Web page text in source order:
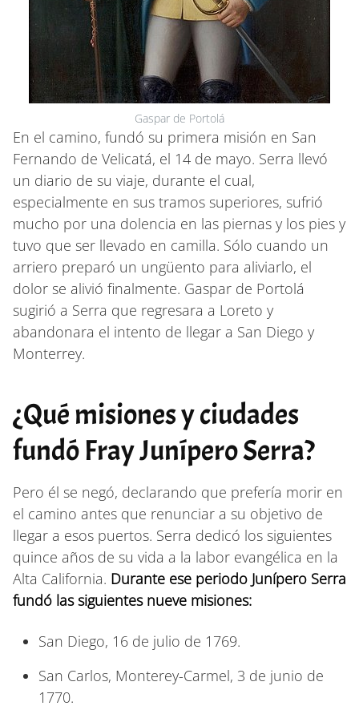
Gaspar de Portolá
En el camino, fundó su primera misión en San
Fernando de Velicatá, el 14 de mayo. Serra llevó
un diario de su viaje, durante el cual,
especialmente en sus tramos superiores, sufrió
mucho por una dolencia en las piernas y los pies y
tuvo que ser llevado en camilla. Sólo cuando un
arriero preparó un ungüento para aliviarlo, el
dolor se alivió finalmente. Gaspar de Portolá
sugirió a Serra que regresara a Loreto y
abandonara el intento de llegar a San Diego y
Monterrey.
¿Qué misiones y ciudades
fundó Fray Junípero Serra?
Pero él se negó, declarando que prefería morir en
el camino antes que renunciar a su objetivo de
llegar a esos puertos. Serra dedicó los siguientes
quince años de su vida a la labor evangélica en la
Alta California. Durante ese periodo Junípero Serra
fundó las siguientes nueve misiones:
San Diego, 16 de julio de 1769.
San Carlos, Monterey-Carmel, 3 de junio de
1770.